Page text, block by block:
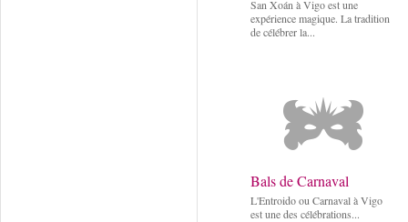
San Xoán à Vigo est une
expérience magique. La tradition
de célébrer la...
Bals de Carnaval
L'Entroido ou Carnaval à Vigo
est une des célébrations...